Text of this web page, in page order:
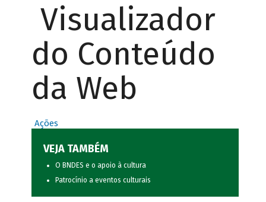
Visualizador
do Conteúdo
da Web
Ações
VEJA TAMBÉM
O BNDES e o apoio à cultura
Patrocínio a eventos culturais